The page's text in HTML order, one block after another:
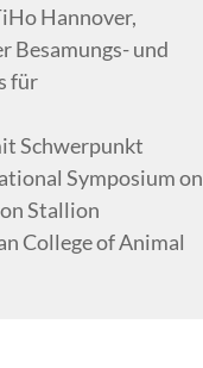
Hannover,
Besamungs- und
für
Schwerpunkt
Symposium on
Stallion
College of Animal